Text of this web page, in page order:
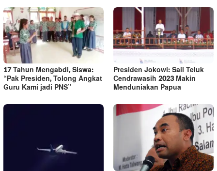
17 Tahun Mengabdi, Siswa:
“Pak Presiden, Tolong Angkat
Guru Kami jadi PNS”
Presiden Jokowi: Sail Teluk
Cendrawasih 2023 Makin
Menduniakan Papua